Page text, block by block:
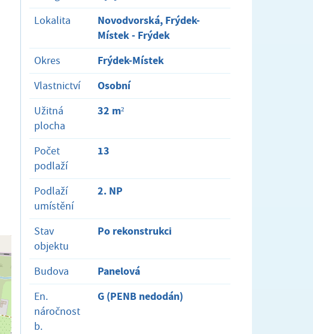
Lokalita
Novodvorská, Frýdek-
Místek - Frýdek
Okres Frýdek-Místek
Vlastnictví Osobní
Užitná
plocha
32 m²
Počet
podlaží
13
Podlaží
umístění
2. NP
Stav
objektu
Po rekonstrukci
Budova Panelová
En.
náročnost
b.
G (PENB nedodán)